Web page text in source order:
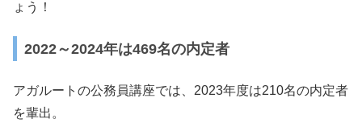
ょう！
2022～2024年は469名の内定者
アガルートの公務員講座では、2023年度は210名の内定者
を輩出。